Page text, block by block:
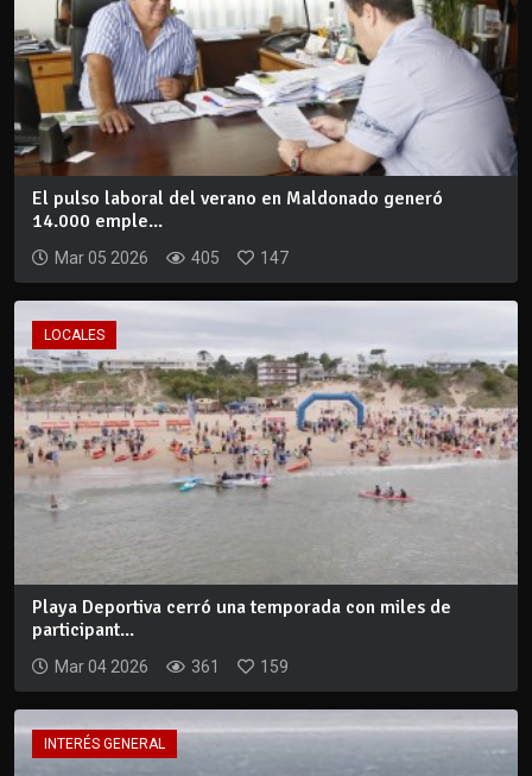
El pulso laboral del verano en Maldonado generó
14.000 emple...
Mar 05 2026 405 147
LOCALES
Playa Deportiva cerró una temporada con miles de
participant...
Mar 04 2026 361 159
INTERÉS GENERAL